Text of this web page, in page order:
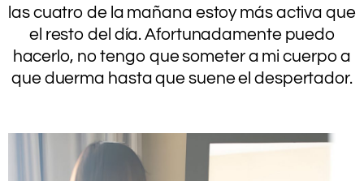
las cuatro de la mañana estoy más activa que
el resto del día. Afortunadamente puedo
hacerlo, no tengo que someter a mi cuerpo a
que duerma hasta que suene el despertador.